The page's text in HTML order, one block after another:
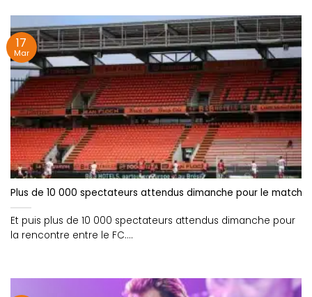
Plus de 10 000 spectateurs attendus dimanche pour le match
Et puis plus de 10 000 spectateurs attendus dimanche pour
la rencontre entre le FC....
17
Mar